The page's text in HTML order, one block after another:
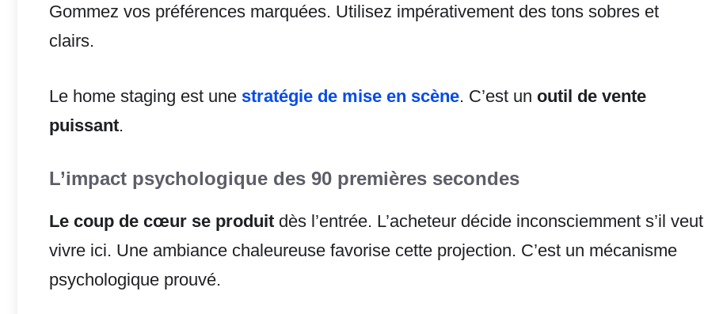
Gommez vos préférences marquées. Utilisez impérativement des tons sobres et
clairs.
Le home staging est une stratégie de mise en scène. C’est un outil de vente
puissant.
L’impact psychologique des 90 premières secondes
Le coup de cœur se produit dès l’entrée. L’acheteur décide inconsciemment s’il veut
vivre ici. Une ambiance chaleureuse favorise cette projection. C’est un mécanisme
psychologique prouvé.